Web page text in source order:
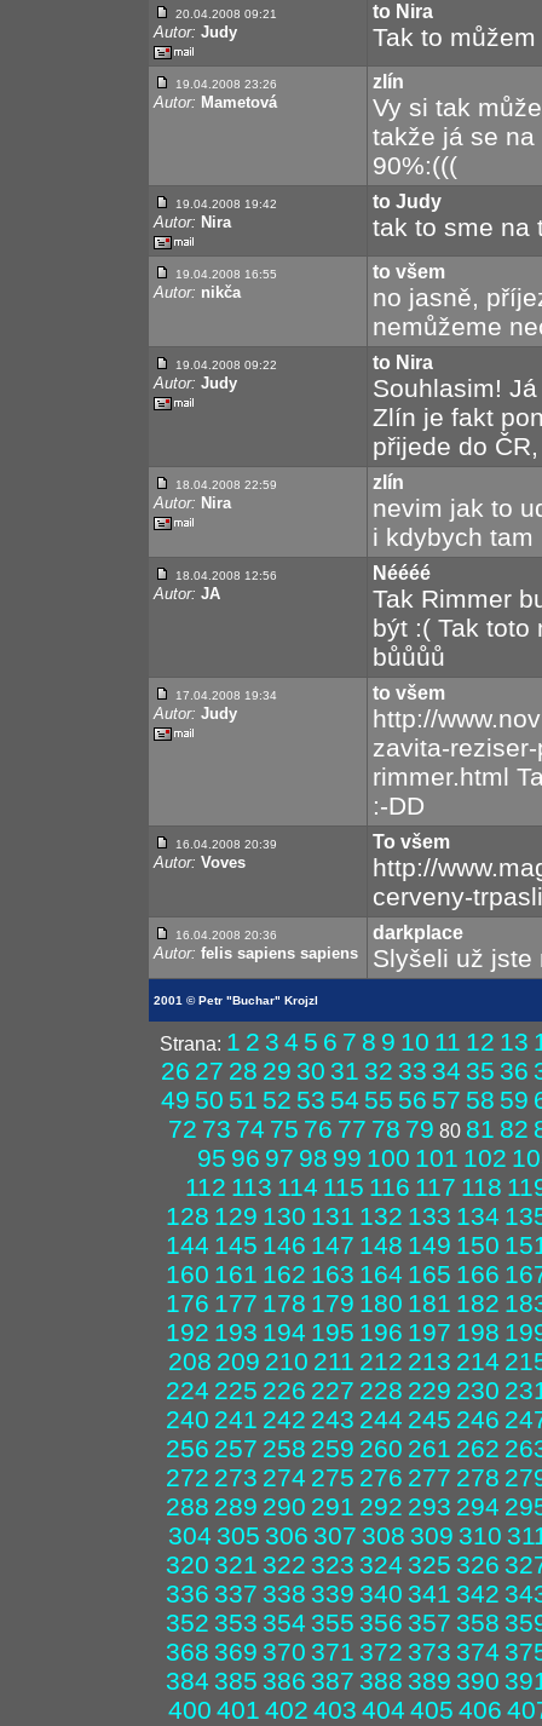
20.04.2008 09:21
Autor: Judy
to Nira
Tak to
19.04.2008 23:26
Autor: Mametová
zlín
Vy si tak
takže já se
90%:(((
19.04.2008 19:42
Autor: Nira
to Judy
tak to sme na
19.04.2008 16:55
Autor: nikča
to všem
no jasně,
nemůžeme
19.04.2008 09:22
Autor: Judy
to Nira
Souhlasim!
Zlín je fakt
přijede do
18.04.2008 22:59
Autor: Nira
zlín
nevim jak to
i kdybych
18.04.2008 12:56
Autor: JA
Néééé
Tak Rimmer
být :( Tak toto
bůůůů
17.04.2008 19:34
Autor: Judy
to všem
http://
zavita-
rimmer.html
:-DD
16.04.2008 20:39
Autor: Voves
To všem
http://
cerveny-
16.04.2008 20:36
Autor: felis sapiens sapiens
darkplace
Slyšeli už jste
2001 © Petr "Buchar" Krojzl
Strana: 1 2 3 4 5 6 7 8 9 10 11 12 13
26 27 28 29 30 31 32 33 34 35 36
49 50 51 52 53 54 55 56 57 58 59
72 73 74 75 76 77 78 79 80 81 82
95 96 97 98 99 100 101 102
112 113 114 115 116 117 118
128 129 130 131 132 133 134
144 145 146 147 148 149 150
160 161 162 163 164 165 166
176 177 178 179 180 181 182
192 193 194 195 196 197 198
208 209 210 211 212 213 214
224 225 226 227 228 229 230
240 241 242 243 244 245 246
256 257 258 259 260 261 262
272 273 274 275 276 277 278
288 289 290 291 292 293 294
304 305 306 307 308 309 310
320 321 322 323 324 325 326
336 337 338 339 340 341 342
352 353 354 355 356 357 358
368 369 370 371 372 373 374
384 385 386 387 388 389 390
400 401 402 403 404 405 406